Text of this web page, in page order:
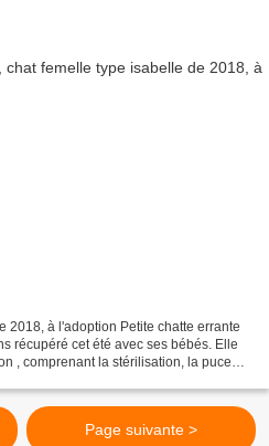
2018, à l'adoption Petite chatte errante
récupéré cet été avec ses bébés. Elle
, comprenant la stérilisation, la puce
Page suivante >